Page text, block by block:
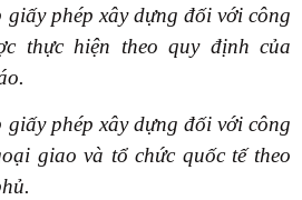
phép xây dựng đối với công
thực hiện theo quy định của
phép xây dựng đối với công
giao và tổ chức quốc tế theo